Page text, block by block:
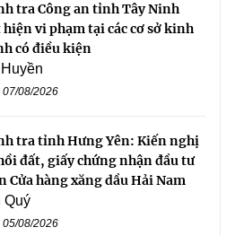
tra Công an tỉnh Tây Ninh
hiện vi phạm tại các cơ sở kinh
có điều kiện
07/08/2026
tra tỉnh Hưng Yên: Kiến nghị
đất, giấy chứng nhận đầu tư
Cửa hàng xăng dầu Hải Nam
Quý
05/08/2026